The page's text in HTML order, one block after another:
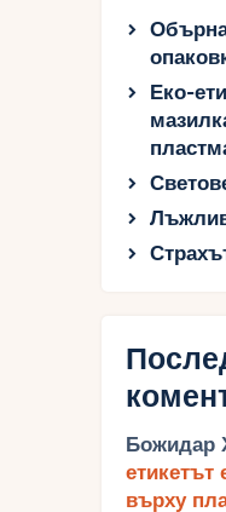
Еко-
Божидар
етикетът
върху